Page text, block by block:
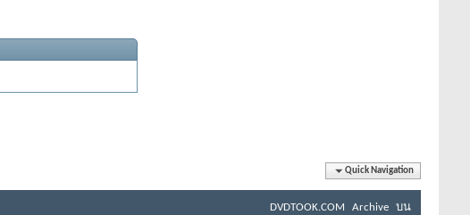
Quick Navigation
DVDTOOK.COM Archive บน